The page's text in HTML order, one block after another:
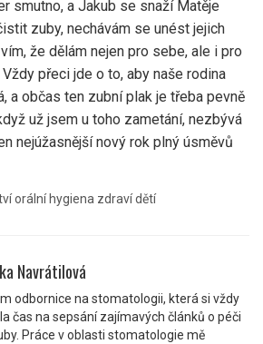
smutno, a Jakub se snaží Matěje
zuby, nechávám se unést jejich
že dělám nejen pro sebe, ale i pro
přeci jde o to, aby naše rodina
a občas ten zubní plak je třeba pevně
už jsem u toho zametání, nezbývá
nejúžasnější nový rok plný úsměvů
orální hygiena zdraví dětí
Navrátilová
odbornice na stomatologii, která si vždy
čas na sepsání zajímavých článků o péči
Práce v oblasti stomatologie mě